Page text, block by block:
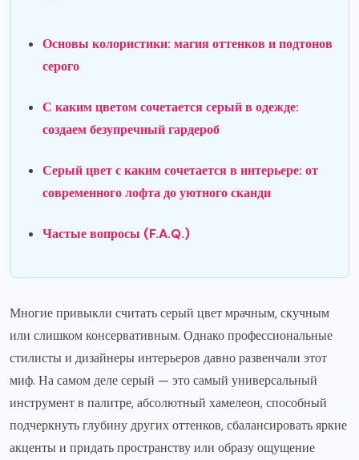
Основы колористики: магия оттенков и подтонов
серого
С каким цветом сочетается серый в одежде:
создаем безупречный гардероб
Серый цвет с каким сочетается в интерьере: от
современного лофта до уютного сканди
Частые вопросы (F.A.Q.)
Многие привыкли считать серый цвет мрачным, скучным
или слишком консервативным. Однако профессиональные
стилисты и дизайнеры интерьеров давно развенчали этот
миф. На самом деле серый — это самый универсальный
инструмент в палитре, абсолютный хамелеон, способный
подчеркнуть глубину других оттенков, сбалансировать яркие
акценты и придать пространству или образу ощущение